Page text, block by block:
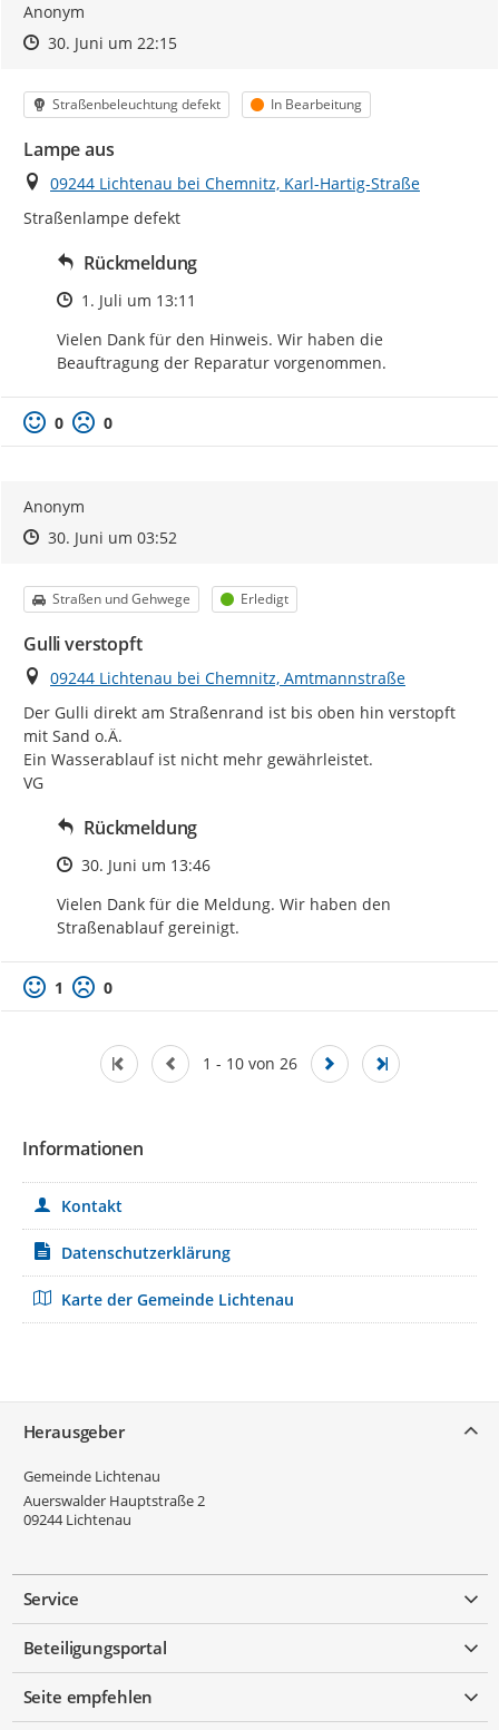
Anonym
Zeitpunkt des Erstellens
Zeitpunkt des Erstellens
30. Juni um 22:15Zur Äußerung
Kategorie
Straßenbeleuchtung defekt Status
In Bearbeitung
Lampe aus
Ort
09244 Lichtenau bei Chemnitz, Karl-Hartig-Straße
Straßenlampe defekt
Rückmeldung
Zeitpunkt des Erstellens
1. Juli um 13:11
Vielen Dank für den Hinweis. Wir haben die
Beauftragung der Reparatur vorgenommen.
0 0
Anonym
Zeitpunkt des Erstellens
Zeitpunkt des Erstellens
30. Juni um 03:52Zur Äußerung
Kategorie
Straßen und Gehwege Status
Erledigt
Gulli verstopft
Ort
09244 Lichtenau bei Chemnitz, Amtmannstraße
Der Gulli direkt am Straßenrand ist bis oben hin verstopft
mit Sand o.Ä.
Ein Wasserablauf ist nicht mehr gewährleistet.
VG
Rückmeldung
Zeitpunkt des Erstellens
30. Juni um 13:46
Vielen Dank für die Meldung. Wir haben den
Straßenablauf gereinigt.
1 0
1 - 10 von 26
Informationen
Kontakt
Datenschutzerklärung
Karte der Gemeinde Lichtenau
Herausgeber
Gemeinde Lichtenau
Auerswalder Hauptstraße 2
09244 Lichtenau
Service
Beteiligungsportal
Seite empfehlen